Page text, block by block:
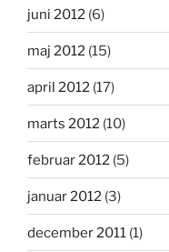
juni 2012 (6)
maj 2012 (15)
april 2012 (17)
marts 2012 (10)
februar 2012 (5)
januar 2012 (3)
december 2011 (1)